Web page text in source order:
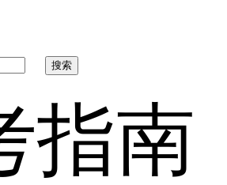
搜索
指南